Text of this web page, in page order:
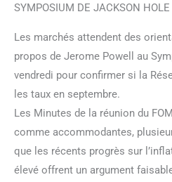
SYMPOSIUM DE JACKSON HOLE
Les marchés attendent des
propos de Jerome Powell au
vendredi pour confirmer si la
les taux en septembre.
Les Minutes de la réunion du
comme accommodantes,
que les récents progrès sur
élevé offrent un argument